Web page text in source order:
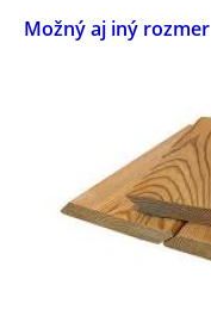
Možný aj iný rozmer